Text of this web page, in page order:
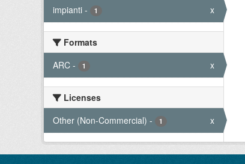
impianti - 1 x
Formats
ARC - 1 x
Licenses
Other (Non-Commercial) - 1 x